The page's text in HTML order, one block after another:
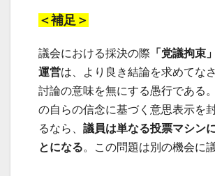
＜補足＞
議会における採決の際 「党議拘束
運営は、より良き結論を求めてな
討論の意味を無にする愚行である
の自らの信念に基づく意思表示を
るなら、 議員は単なる投票マシン
とになる。この問題は別の機会に